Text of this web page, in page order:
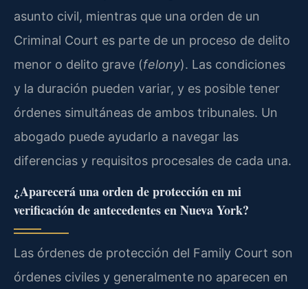
asunto civil, mientras que una orden de un
Criminal Court es parte de un proceso de delito
menor o delito grave (felony). Las condiciones
y la duración pueden variar, y es posible tener
órdenes simultáneas de ambos tribunales. Un
abogado puede ayudarlo a navegar las
diferencias y requisitos procesales de cada una.
¿Aparecerá una orden de protección en mi
verificación de antecedentes en Nueva York?
Las órdenes de protección del Family Court son
órdenes civiles y generalmente no aparecen en